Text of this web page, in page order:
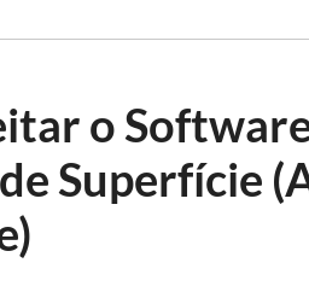
o
Superfície